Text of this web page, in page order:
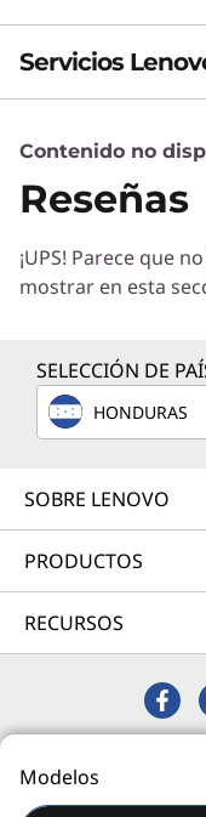
Servicios
Servicios de
Diseñe la mejor
correcta para
empresariales.
Servicios
ayudaremos a
Más
Servicios
Proteja su
día: 24/7/365.
Contenido no
Reseñas
¡UPS! Parece que
mostrar en esta
SELECCIÓN DE
HONDURAS
SOBRE LENOVO
PRODUCTOS
RECURSOS
Modelos